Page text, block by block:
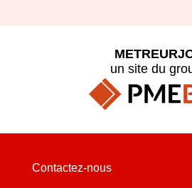
un site du
Contactez-nous